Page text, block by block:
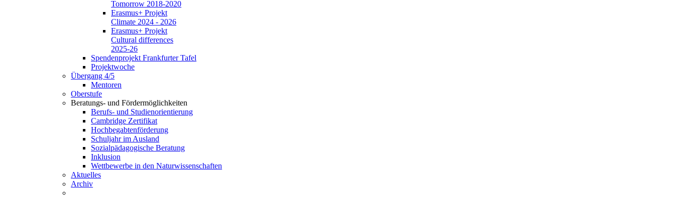
Tomorrow 2018-2020
Erasmus+ Projekt
Climate 2024 - 2026
Erasmus+ Projekt
Cultural differences
2025-26
Spendenprojekt Frankfurter Tafel
Projektwoche
Übergang 4/5
Mentoren
Oberstufe
Beratungs- und Fördermöglichkeiten
Berufs- und Studienorientierung
Cambridge Zertifikat
Hochbegabtenförderung
Schuljahr im Ausland
Sozialpädagogische Beratung
Inklusion
Wettbewerbe in den Naturwissenschaften
Aktuelles
Archiv